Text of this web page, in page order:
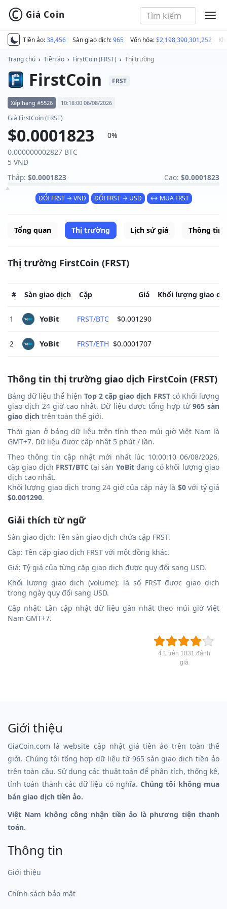
Tiền ảo:38,456 Sàn giao dịch:965 Vốn hóa:$2,198,390,301,252
© Giá Coin
Trang chủ › Tiền ảo › FirstCoin (FRST) › Thị trường
FirstCoin FRST
Xếp hạng #5526 10:18:00 06/08/2026
Giá FirstCoin (FRST)
$0.0001823
0%
0.000000002827 BTC
5 VND
Thấp: $0.0001823 Cao: $0.0001823
ĐỔI FRST → VND ĐỔI FRST → USD ↔ MUA FRST
Tổng quan Thị trường Lịch sử giá Thông tin
Thị trường FirstCoin (FRST)
# Sàn giao dịch Cặp Giá Khối lượng giao
1 YoBit FRST/BTC $0.001290
2 YoBit FRST/ETH $0.0001707
Thông tin thị trường giao dịch FirstCoin (FRST)
Bảng dữ liệu thể hiện Top 2 cặp giao dịch FRSTcó Khối lượng
giao dịch 24 giờ cao nhất. Dữ liệu được tổng hợp từ 965 sàn
giao dịch trên toàn thế giới.
Thời gian ở bảng dữ liệu trên tính theo múi giờ Việt Nam là
GMT+7. Dữ liệu được cập nhật 5 phút / lần.
Theo thông tin cập nhật mới nhất lúc 10:00:10 06/08/2026,
cặp giao dịch FRST/BTC tại sàn YoBitđang có khối lượng giao
dịch cao nhất.
Khối lượng giao dịch trong 24 giờ của cặp này là $0với tỷ giá
$0.001290.
Giải thích từ ngữ
Sàn giao dịch: Tên sàn giao dịch chứa cặp FRST.
Cặp: Tên cặp giao dịch FRST với một đồng khác.
Giá: Tỷ giá của từng cặp giao dịch được quy đổi sang USD.
Khối lượng giao dịch (volume): là số FRST được giao dịch
trong ngày quy đổi sang USD.
Cập nhật: Lần cập nhật dữ liệu gần nhất theo múi giờ Việt
Nam GMT+7.
4.1 trên 1031 đánh
giá
Giới thiệu
GiaCoin.com là website cập nhật giá tiền ảo trên toàn thế
giới. Chúng tôi tổng hợp dữ liệu từ 965 sàn giao dịch tiền ảo
trên toàn cầu. Sử dụng các thuật toán để phân tích, thống kê,
tính toán thành các dữ liệu có nghĩa.Chúng tôi không mua
bán giao dịch tiền ảo.
Việt Nam không công nhận tiền ảo là phương tiện thanh
toán.
Thông tin
Giới thiệu
Chính sách bảo mật